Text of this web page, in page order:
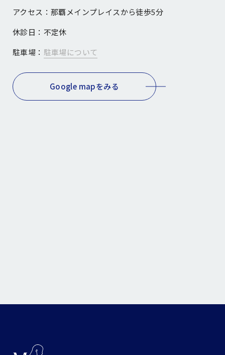
アクセス： 那覇メインプレイスから徒歩5分
休診日： 不定休
駐車場： 駐車場について
Google mapをみる